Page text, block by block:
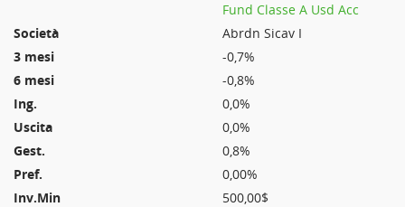
Fund Classe A Usd Acc
Abrdn Sicav I
-0,7%
-0,8%
0,0%
0,0%
0,8%
0,00%
500,00$